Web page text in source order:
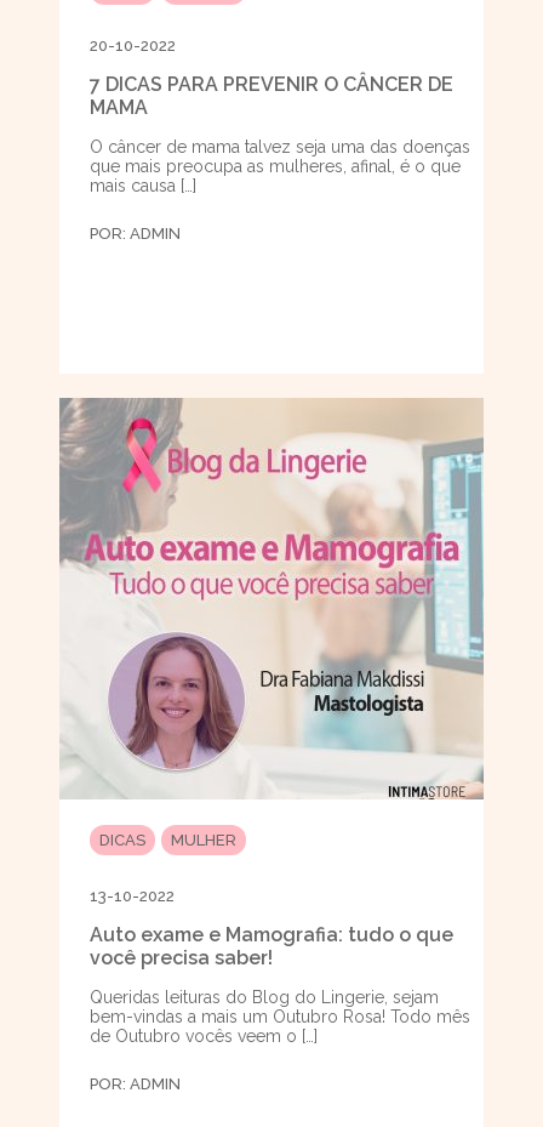
20-10-2022
7 DICAS PARA PREVENIR O CÂNCER DE
MAMA
O câncer de mama talvez seja uma das doenças
que mais preocupa as mulheres, afinal, é o que
mais causa […]
POR: ADMIN
DICAS MULHER
13-10-2022
Auto exame e Mamografia: tudo o que
você precisa saber!
Queridas leituras do Blog do Lingerie, sejam
bem-vindas a mais um Outubro Rosa! Todo mês
de Outubro vocês veem o […]
POR: ADMIN